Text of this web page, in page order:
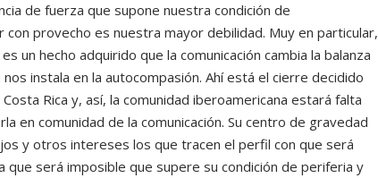
de fuerza que supone nuestra condición de
provecho es nuestra mayor debilidad. Muy en particular,
un hecho adquirido que la comunicación cambia la balanza
instala en la autocompasión. Ahí está el cierre decidido
Rica y, así, la comunidad iberoamericana estará falta
en comunidad de la comunicación. Su centro de gravedad
y otros intereses los que tracen el perfil con que será
será imposible que supere su condición de periferia y